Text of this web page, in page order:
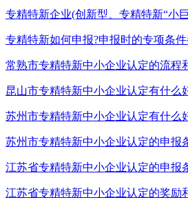
专精特新企业(创新型、专精特新“小
专精特新如何申报?申报时的专项条
常熟市专精特新中小企业认定的流程
昆山市专精特新中小企业认定有什么
苏州市专精特新中小企业认定有什么
苏州市专精特新中小企业认定的申报
江苏省专精特新中小企业认定的申报
江苏省专精特新中小企业认定的奖励